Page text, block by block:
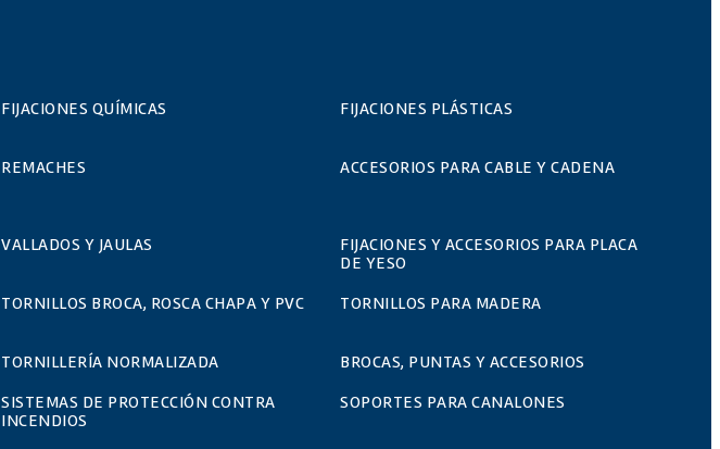
FIJACIONES QUÍMICAS FIJACIONES PLÁSTICAS
REMACHES ACCESORIOS PARA CABLE Y CADENA
VALLADOS Y JAULAS
FIJACIONES Y ACCESORIOS PARA PLACA
DE YESO
TORNILLOS BROCA, ROSCA CHAPA Y PVC TORNILLOS PARA MADERA
TORNILLERÍA NORMALIZADA
BROCAS, PUNTAS Y ACCESORIOS
SISTEMAS DE PROTECCIÓN CONTRA
INCENDIOS
SOPORTES PARA CANALONES